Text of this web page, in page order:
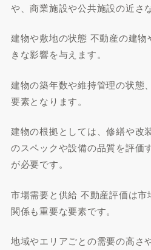
や、商業施設や公共施設の近さ
建物や敷地の状態 不動産の建
きな影響を与えます。
建物の築年数や維持管理の状態
要素となります。
建物の根拠としては、修繕や改
のスペックや設備の品質を評価
が必要です。
市場需要と供給 不動産評価は
関係も重要な要素です。
地域やエリアごとの需要の高さ